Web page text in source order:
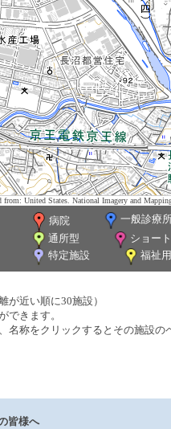
from: United States. National Imagery and
病院 一般診療
通所型
ショー
特定施設
福祉
が近い順に30施設）
できます。
称をクリックするとその施設の
皆様へ